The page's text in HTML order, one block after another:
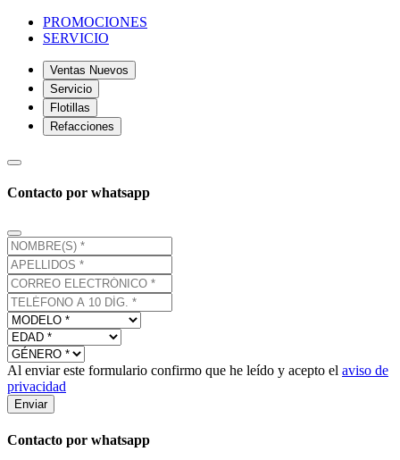
PROMOCIONES
SERVICIO
Ventas Nuevos
Servicio
Flotillas
Refacciones
Contacto por whatsapp
Al enviar este formulario confirmo que he leído y acepto el aviso de
privacidad
Enviar
Contacto por whatsapp